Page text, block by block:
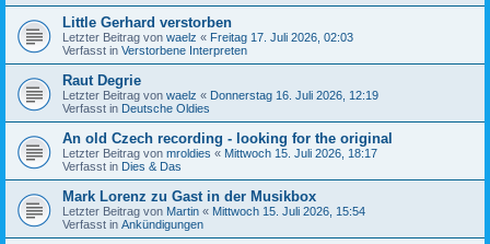
Little Gerhard verstorben
Letzter Beitrag von waelz « Freitag 17. Juli 2026, 02:03
Verfasst in Verstorbene Interpreten
Raut Degrie
Letzter Beitrag von waelz « Donnerstag 16. Juli 2026, 12:19
Verfasst in Deutsche Oldies
An old Czech recording - looking for the original
Letzter Beitrag von mroldies « Mittwoch 15. Juli 2026, 18:17
Verfasst in Dies & Das
Mark Lorenz zu Gast in der Musikbox
Letzter Beitrag von Martin « Mittwoch 15. Juli 2026, 15:54
Verfasst in Ankündigungen